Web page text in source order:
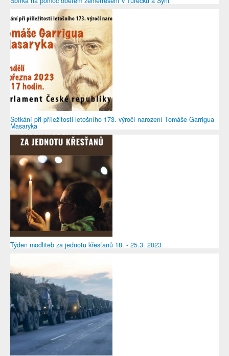
Setkání při příležitosti letošního 173. výročí narození Tomáše Garrigua
Masaryka
Týden modliteb za jednotu křesťanů 18. - 25.3. 2023